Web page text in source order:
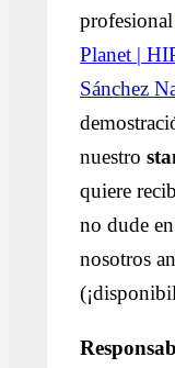
Planet |
Sánchez
nuestro
quiere
no dude
nosotros